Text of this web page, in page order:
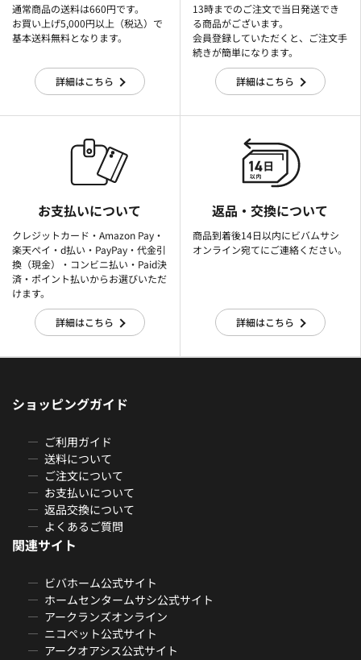
通常商品の送料は660円です。
お買い上げ5,000円以上（税込）で
基本送料無料となります。
詳細はこちら
13時までのご注文で当日発送でき
る商品がございます。
会員登録していただくと、ご注文手
続きが簡単になります。
詳細はこちら
お支払いについて
クレジットカード・Amazon Pay・
楽天ぺイ・d払い・PayPay・代金引
換（現金）・コンビニ払い・Paid決
済・ポイント払いからお選びいただ
けます。
詳細はこちら
返品・交換について
商品到着後14日以内にビバムサシ
オンライン宛てにご連絡ください。
詳細はこちら
ショッピングガイド
ご利用ガイド
送料について
ご注文について
お支払いについて
返品交換について
よくあるご質問
関連サイト
ビバホーム公式サイト
ホームセンタームサシ公式サイト
アークランズオンライン
ニコペット公式サイト
アークオアシス公式サイト